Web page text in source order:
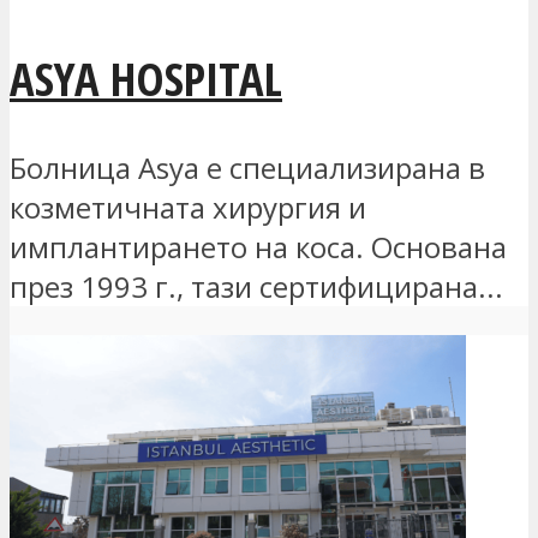
ASYA HOSPITAL
Болница Asya е специализирана в
козметичната хирургия и
имплантирането на коса. Основана
през 1993 г., тази сертифицирана...